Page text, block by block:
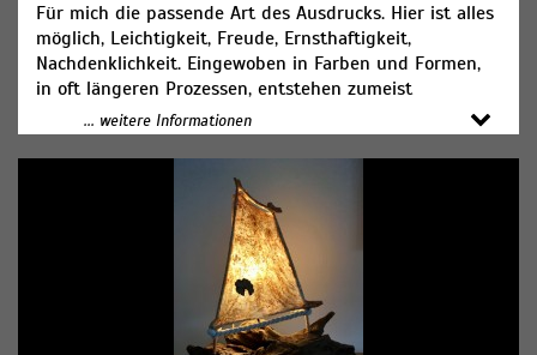
Für mich die passende Art des Ausdrucks. Hier ist alles
möglich, Leichtigkeit, Freude, Ernsthaftigkeit,
Nachdenklichkeit. Eingewoben in Farben und Formen,
in oft längeren Prozessen, entstehen zumeist
großformatige Werke auf Leinwand. Ich arbeite
überwiegend abstrakt, mitunter auch gegenständlich.
Gerade in den abstrakten Werken suche ich die
Harmonie im Miteinander dessen, was sich zeigen
möchte. Gerne kombiniere ich mehrere Techniken
miteinander. Meine Werke, so unterschiedlich sie sind,
strahlen Lebensfreude und Zuversicht aus. Es ist meine
Art, die Welt ein kleines bisschen zu verändern.
... weitere Informationen